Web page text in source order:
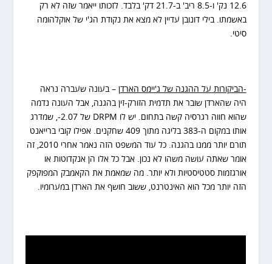
12.6 נק' ו-8.5 ריב' ב-21.7 דק' בלבד. לזכותו ייאמר שזה לא רק
באשמתו. בילי דונובן עדיין לא מצא את נקודת הג'י של אוקלהומה
סיטי.
-הביקורות על ההגנה של ג'יימס הארדן – בעונה שעברה נראה
היה שהארדן שובר את תדמית הזורק-זין בהגנה, אבל העונה נדמה
שהוא חווה רגרסיה קשה בתחום. יש לו DRPM של 2.07-, שמדרג
אותו במקום ה-383 בליגה מתוך 409 שחקנים. אפילו קובי ברייאנט
תורם יותר ממנו בהגנה. כל עוד המשפט הזה נאמר אחרי 2010, זה
אומר שאתה עושה משהו לא נכון. אבל כל אלו הן אנקדוטות או
אורגזמות סטטיסטיות ולא יותר. מה שמאמת את הקאמבק המפוקפק
הזה יותר מכל הוא האינטרנט, ששוב חושף את הארדן במערומיו.